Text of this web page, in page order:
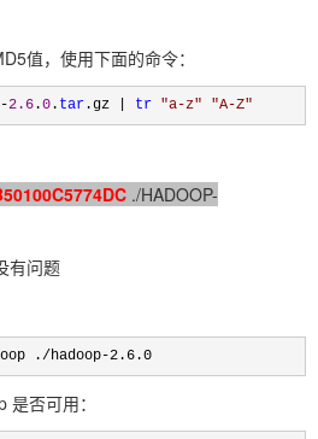
值，使用下面的命令：
2.6 .0 . tar .gz | tr "a-z" "A-Z"
./HADOOP-
有问题
./hadoop-2.6.0
否可用：